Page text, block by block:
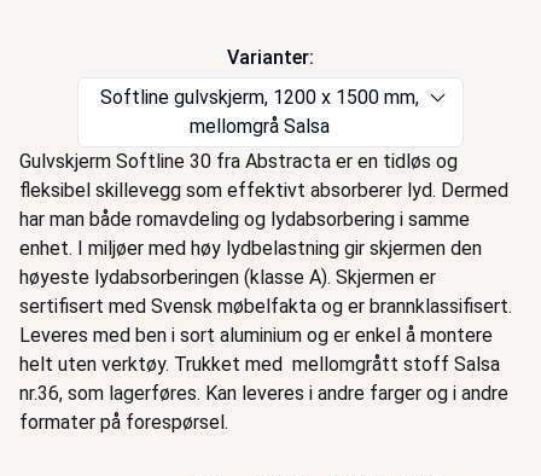
Varianter:
Softline gulvskjerm, 1200 x 1500 mm,
mellomgrå Salsa
Beskrivelse
Gulvskjerm Softline 30 fra Abstracta er en tidløs og
fleksibel skillevegg som effektivt absorberer lyd. Dermed
har man både romavdeling og lydabsorbering i samme
enhet. I miljøer med høy lydbelastning gir skjermen den
høyeste lydabsorberingen (klasse A). Skjermen er
sertifisert med Svensk møbelfakta og er brannklassifisert.
Leveres med ben i sort aluminium og er enkel å montere
helt uten verktøy. Trukket med mellomgrått stoff Salsa
nr.36, som lagerføres. Kan leveres i andre farger og i andre
formater på forespørsel.